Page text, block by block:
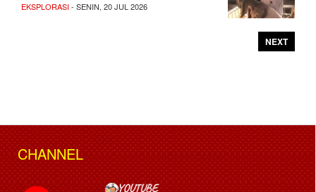
EKSPLORASI- SENIN, 20 JUL 2026
NEXT
CHANNEL